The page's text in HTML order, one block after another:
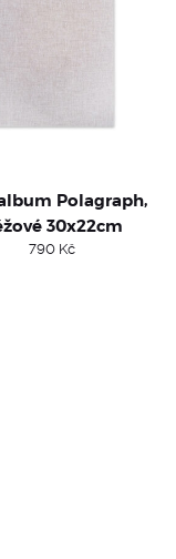
Polagraph,
30x22cm
790 Kč